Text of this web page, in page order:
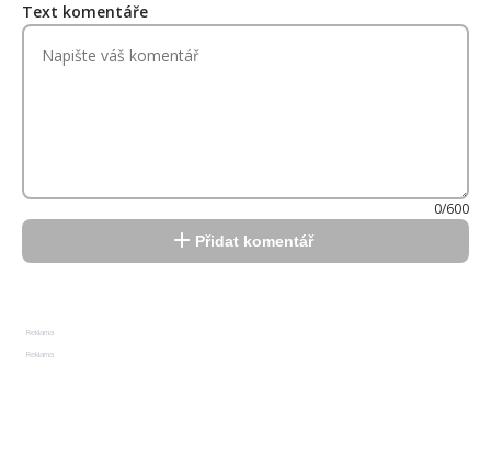
Text komentáře
0/600
Přidat komentář
Reklama
Reklama